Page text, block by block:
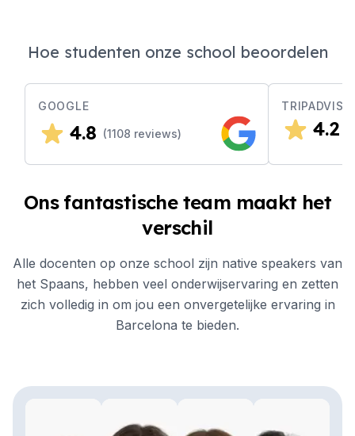
Hoe studenten onze school beoordelen
GOOGLE
4.8 (1108 reviews) 4.2
Ons fantastische team maakt het
verschil
Alle docenten op onze school zijn native speakers van
het Spaans, hebben veel onderwijservaring en zetten
zich volledig in om jou een onvergetelijke ervaring in
Barcelona te bieden.